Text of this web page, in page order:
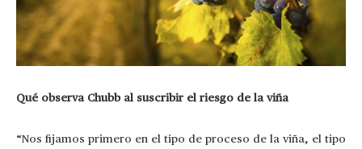
Qué observa Chubb al suscribir el riesgo de la viña
“Nos fijamos primero en el tipo de proceso de la viña, el tipo